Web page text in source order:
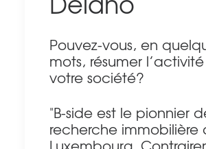
Pouvez-vous, en
mots, résumer
votre société?
"B-side est le pionnier
recherche immobilière
Luxembourg.